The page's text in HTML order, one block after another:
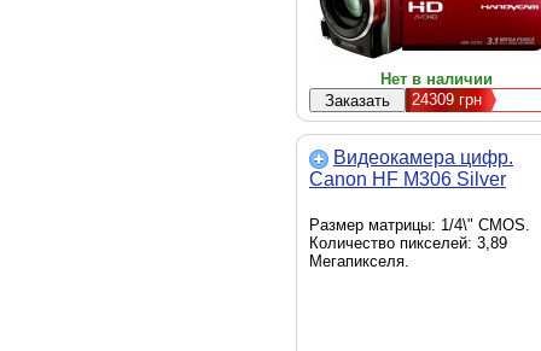
Нет в наличии
24309грн
Видеокамера цифр.
Canon HF M306 Silver
Размер матрицы: 1/4\" CMOS.
Количество пикселей: 3,89
Мегапикселя.